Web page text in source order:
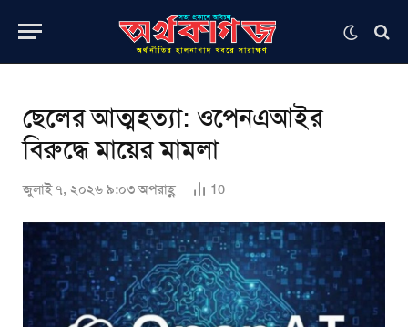
ছেলের আত্মহত্যা: ওপেনএআইর
বিরুদ্ধে মায়ের মামলা
জুলাই ৭, ২০২৬ ৯:০৩ অপরাহ্ণ 10